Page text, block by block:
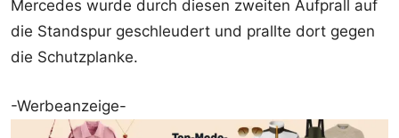
Mercedes wurde durch diesen zweiten Aufprall auf
die Standspur geschleudert und prallte dort gegen
die Schutzplanke.
-Werbeanzeige-